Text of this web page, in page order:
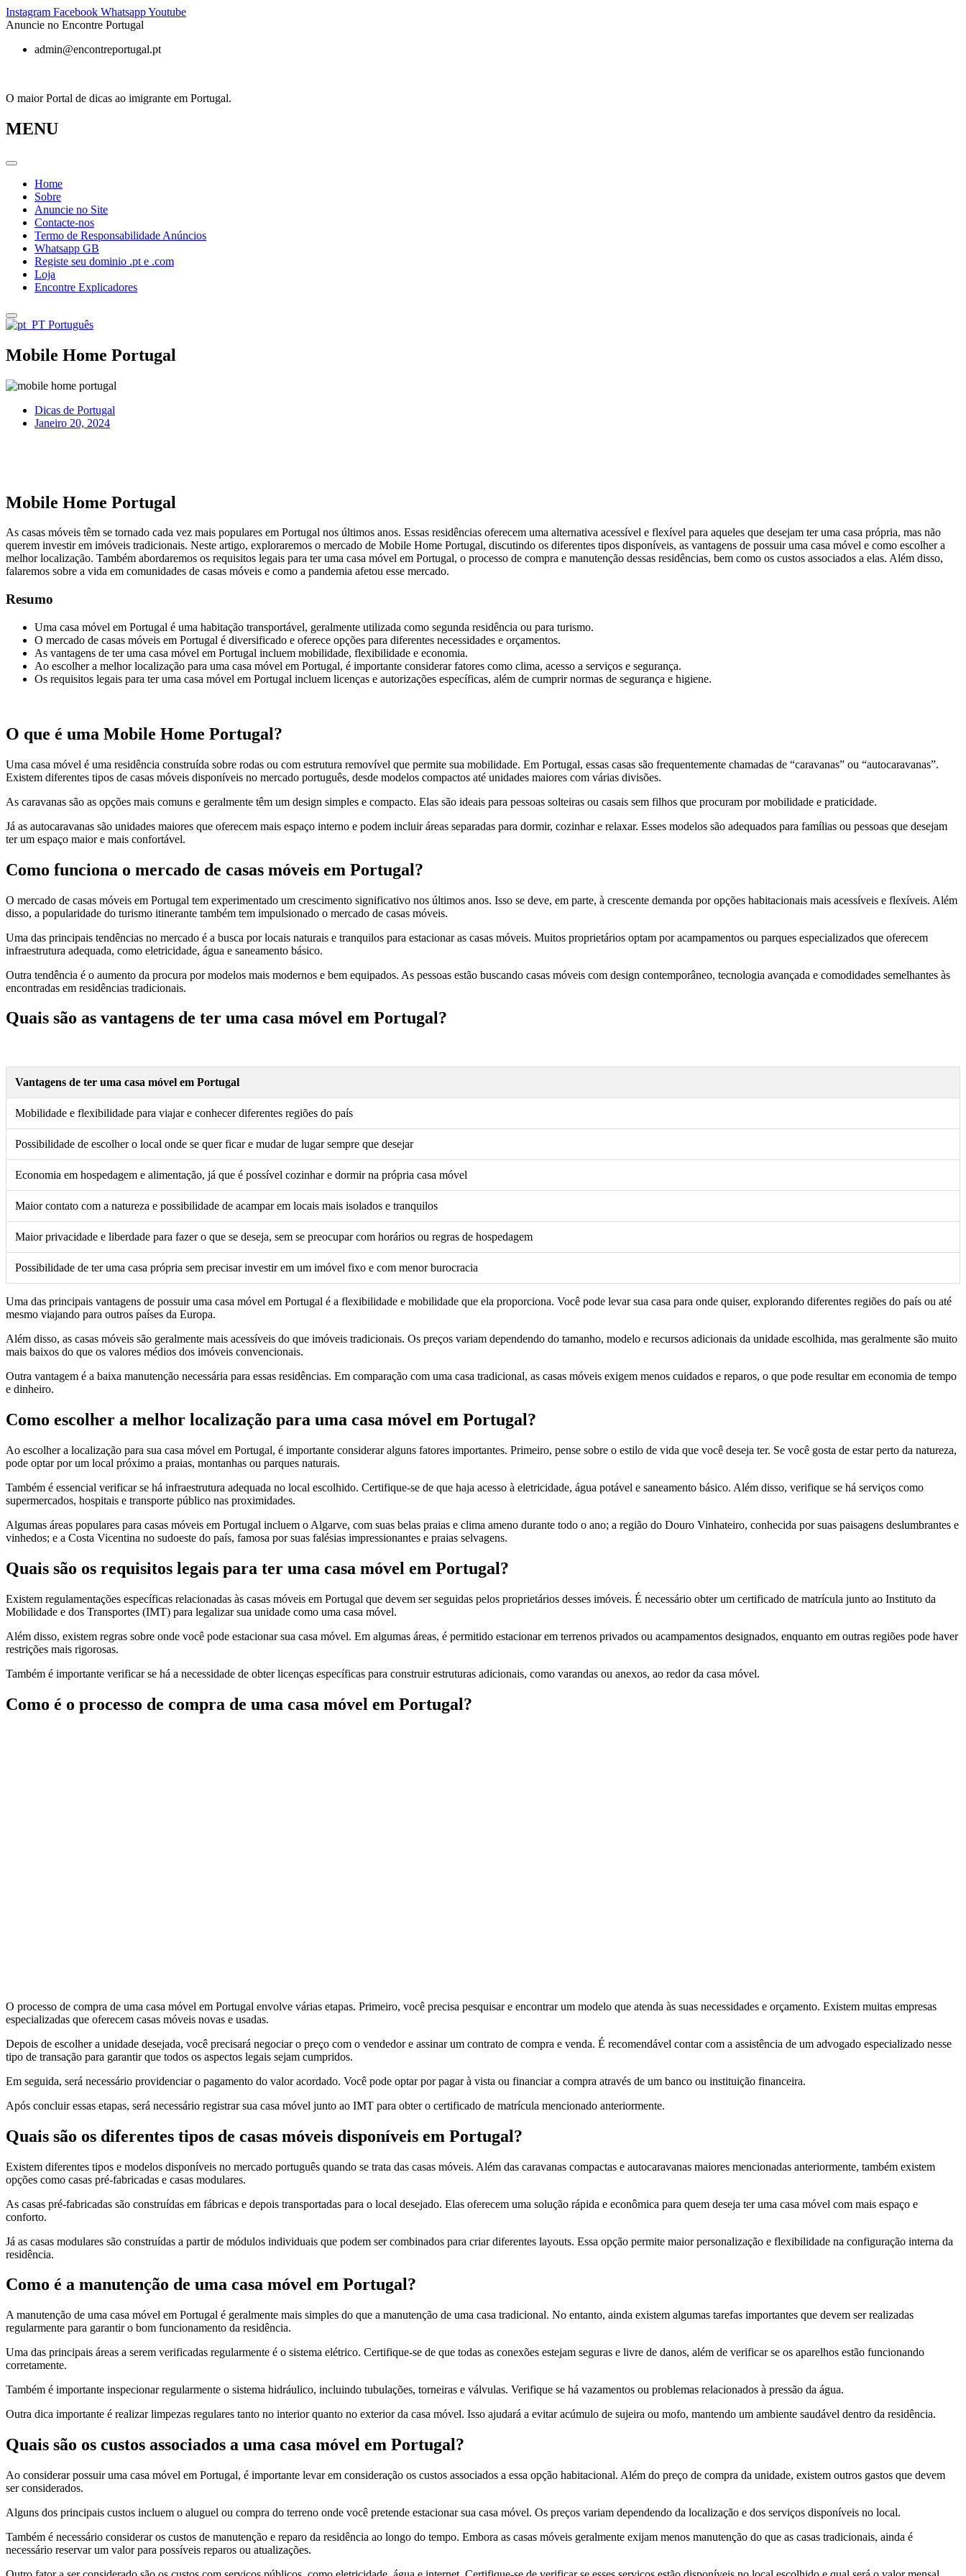
Pular
para
conteúdo
Instagram Facebook WhatsappYoutube
Anuncie no Encontre Portugal
admin@encontreportugal.pt
O maior Portal de dicas ao imigrante em Portugal.
MENU
Home
Sobre
Anuncie no Site
Contacte-nos
Termo de Responsabilidade Anúncios
Whatsapp GB
Registe seu dominio .pt e .com
Loja
Encontre Explicadores
Português
Mobile Home Portugal
Dicas de Portugal
Janeiro 20, 2024
Mobile Home Portugal
As casas móveis têm se tornado cada vez mais populares em Portugal nos últimos anos. Essas residências oferecem uma alternativa acessível e flexível para aqueles que desejam ter uma casa própria, mas não
querem investir em imóveis tradicionais. Neste artigo, exploraremos o mercado de Mobile Home Portugal, discutindo os diferentes tipos disponíveis, as vantagens de possuir uma casa móvel e como escolher a
melhor localização. Também abordaremos os requisitos legais para ter uma casa móvel em Portugal, o processo de compra e manutenção dessas residências, bem como os custos associados a elas. Além disso,
falaremos sobre a vida em comunidades de casas móveis e como a pandemia afetou esse mercado.
Resumo
Uma casa móvel em Portugal é uma habitação transportável, geralmente utilizada como segunda residência ou para turismo.
O mercado de casas móveis em Portugal é diversificado e oferece opções para diferentes necessidades e orçamentos.
As vantagens de ter uma casa móvel em Portugal incluem mobilidade, flexibilidade e economia.
Ao escolher a melhor localização para uma casa móvel em Portugal, é importante considerar fatores como clima, acesso a serviços e segurança.
Os requisitos legais para ter uma casa móvel em Portugal incluem licenças e autorizações específicas, além de cumprir normas de segurança e higiene.
O que é uma Mobile Home Portugal?
Uma casa móvel é uma residência construída sobre rodas ou com estrutura removível que permite sua mobilidade. Em Portugal, essas casas são frequentemente chamadas de “caravanas” ou “autocaravanas”.
Existem diferentes tipos de casas móveis disponíveis no mercado português, desde modelos compactos até unidades maiores com várias divisões.
As caravanas são as opções mais comuns e geralmente têm um design simples e compacto. Elas são ideais para pessoas solteiras ou casais sem filhos que procuram por mobilidade e praticidade.
Já as autocaravanas são unidades maiores que oferecem mais espaço interno e podem incluir áreas separadas para dormir, cozinhar e relaxar. Esses modelos são adequados para famílias ou pessoas que desejam
ter um espaço maior e mais confortável.
Como funciona o mercado de casas móveis em Portugal?
O mercado de casas móveis em Portugal tem experimentado um crescimento significativo nos últimos anos. Isso se deve, em parte, à crescente demanda por opções habitacionais mais acessíveis e flexíveis. Além
disso, a popularidade do turismo itinerante também tem impulsionado o mercado de casas móveis.
Uma das principais tendências no mercado é a busca por locais naturais e tranquilos para estacionar as casas móveis. Muitos proprietários optam por acampamentos ou parques especializados que oferecem
infraestrutura adequada, como eletricidade, água e saneamento básico.
Outra tendência é o aumento da procura por modelos mais modernos e bem equipados. As pessoas estão buscando casas móveis com design contemporâneo, tecnologia avançada e comodidades semelhantes às
encontradas em residências tradicionais.
Quais são as vantagens de ter uma casa móvel em Portugal?
Vantagens de ter uma casa móvel em Portugal
Mobilidade e flexibilidade para viajar e conhecer diferentes regiões do país
Possibilidade de escolher o local onde se quer ficar e mudar de lugar sempre que desejar
Economia em hospedagem e alimentação, já que é possível cozinhar e dormir na própria casa móvel
Maior contato com a natureza e possibilidade de acampar em locais mais isolados e tranquilos
Maior privacidade e liberdade para fazer o que se deseja, sem se preocupar com horários ou regras de hospedagem
Possibilidade de ter uma casa própria sem precisar investir em um imóvel fixo e com menor burocracia
Uma das principais vantagens de possuir uma casa móvel em Portugal é a flexibilidade e mobilidade que ela proporciona. Você pode levar sua casa para onde quiser, explorando diferentes regiões do país ou até
mesmo viajando para outros países da Europa.
Além disso, as casas móveis são geralmente mais acessíveis do que imóveis tradicionais. Os preços variam dependendo do tamanho, modelo e recursos adicionais da unidade escolhida, mas geralmente são muito
mais baixos do que os valores médios dos imóveis convencionais.
Outra vantagem é a baixa manutenção necessária para essas residências. Em comparação com uma casa tradicional, as casas móveis exigem menos cuidados e reparos, o que pode resultar em economia de tempo
e dinheiro.
Como escolher a melhor localização para uma casa móvel em Portugal?
Ao escolher a localização para sua casa móvel em Portugal, é importante considerar alguns fatores importantes. Primeiro, pense sobre o estilo de vida que você deseja ter. Se você gosta de estar perto da natureza,
pode optar por um local próximo a praias, montanhas ou parques naturais.
Também é essencial verificar se há infraestrutura adequada no local escolhido. Certifique-se de que haja acesso à eletricidade, água potável e saneamento básico. Além disso, verifique se há serviços como
supermercados, hospitais e transporte público nas proximidades.
Algumas áreas populares para casas móveis em Portugal incluem o Algarve, com suas belas praias e clima ameno durante todo o ano; a região do Douro Vinhateiro, conhecida por suas paisagens deslumbrantes e
vinhedos; e a Costa Vicentina no sudoeste do país, famosa por suas falésias impressionantes e praias selvagens.
Quais são os requisitos legais para ter uma casa móvel em Portugal?
Existem regulamentações específicas relacionadas às casas móveis em Portugal que devem ser seguidas pelos proprietários desses imóveis. É necessário obter um certificado de matrícula junto ao Instituto da
Mobilidade e dos Transportes (IMT) para legalizar sua unidade como uma casa móvel.
Além disso, existem regras sobre onde você pode estacionar sua casa móvel. Em algumas áreas, é permitido estacionar em terrenos privados ou acampamentos designados, enquanto em outras regiões pode haver
restrições mais rigorosas.
Também é importante verificar se há a necessidade de obter licenças específicas para construir estruturas adicionais, como varandas ou anexos, ao redor da casa móvel.
Como é o processo de compra de uma casa móvel em Portugal?
O processo de compra de uma casa móvel em Portugal envolve várias etapas. Primeiro, você precisa pesquisar e encontrar um modelo que atenda às suas necessidades e orçamento. Existem muitas empresas
especializadas que oferecem casas móveis novas e usadas.
Depois de escolher a unidade desejada, você precisará negociar o preço com o vendedor e assinar um contrato de compra e venda. É recomendável contar com a assistência de um advogado especializado nesse
tipo de transação para garantir que todos os aspectos legais sejam cumpridos.
Em seguida, será necessário providenciar o pagamento do valor acordado. Você pode optar por pagar à vista ou financiar a compra através de um banco ou instituição financeira.
Após concluir essas etapas, será necessário registrar sua casa móvel junto ao IMT para obter o certificado de matrícula mencionado anteriormente.
Quais são os diferentes tipos de casas móveis disponíveis em Portugal?
Existem diferentes tipos e modelos disponíveis no mercado português quando se trata das casas móveis. Além das caravanas compactas e autocaravanas maiores mencionadas anteriormente, também existem
opções como casas pré-fabricadas e casas modulares.
As casas pré-fabricadas são construídas em fábricas e depois transportadas para o local desejado. Elas oferecem uma solução rápida e econômica para quem deseja ter uma casa móvel com mais espaço e
conforto.
Já as casas modulares são construídas a partir de módulos individuais que podem ser combinados para criar diferentes layouts. Essa opção permite maior personalização e flexibilidade na configuração interna da
residência.
Como é a manutenção de uma casa móvel em Portugal?
A manutenção de uma casa móvel em Portugal é geralmente mais simples do que a manutenção de uma casa tradicional. No entanto, ainda existem algumas tarefas importantes que devem ser realizadas
regularmente para garantir o bom funcionamento da residência.
Uma das principais áreas a serem verificadas regularmente é o sistema elétrico. Certifique-se de que todas as conexões estejam seguras e livre de danos, além de verificar se os aparelhos estão funcionando
corretamente.
Também é importante inspecionar regularmente o sistema hidráulico, incluindo tubulações, torneiras e válvulas. Verifique se há vazamentos ou problemas relacionados à pressão da água.
Outra dica importante é realizar limpezas regulares tanto no interior quanto no exterior da casa móvel. Isso ajudará a evitar acúmulo de sujeira ou mofo, mantendo um ambiente saudável dentro da residência.
Quais são os custos associados a uma casa móvel em Portugal?
Ao considerar possuir uma casa móvel em Portugal, é importante levar em consideração os custos associados a essa opção habitacional. Além do preço de compra da unidade, existem outros gastos que devem
ser considerados.
Alguns dos principais custos incluem o aluguel ou compra do terreno onde você pretende estacionar sua casa móvel. Os preços variam dependendo da localização e dos serviços disponíveis no local.
Também é necessário considerar os custos de manutenção e reparo da residência ao longo do tempo. Embora as casas móveis geralmente exijam menos manutenção do que as casas tradicionais, ainda é
necessário reservar um valor para possíveis reparos ou atualizações.